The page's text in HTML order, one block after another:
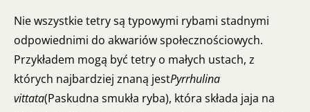
Nie wszystkie tetry są typowymi rybami stadnymi
odpowiednimi do akwariów społecznościowych.
Przykładem mogą być tetry o małych ustach, z
których najbardziej znaną jestPyrrhulina
vittata(Paskudna smukła ryba), która składa jaja na